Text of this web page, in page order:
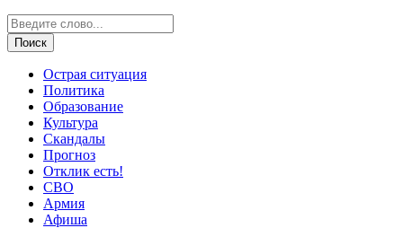
Острая ситуация
Политика
Образование
Культура
Скандалы
Прогноз
Отклик есть!
СВО
Армия
Афиша